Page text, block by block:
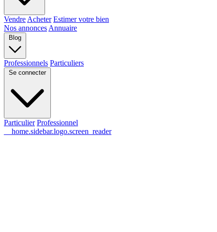
Vendre Acheter Estimer votre bien
Nos annonces Annuaire
Blog
Professionnels Particuliers
Se connecter
Particulier Professionnel
__home.sidebar.logo.screen_reader